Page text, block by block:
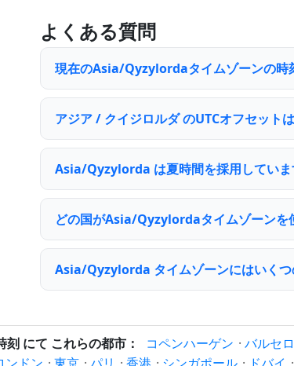
よくある質問
現在のAsia/Qyzylordaタイムゾーンの時
アジア / クイジロルダ のUTCオフセット
Asia/Qyzylorda は夏時間を採用していま
どの国がAsia/Qyzylordaタイムゾーンを
Asia/Qyzylorda タイムゾーンにはいくつ
刻 にて これらの都市： コペンハーゲン · バルセ